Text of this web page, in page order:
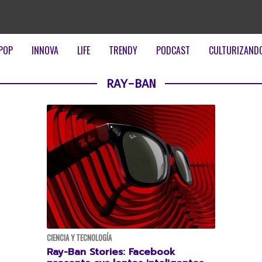
INNOVA LIFE TRENDY PODCAST
RAY-BAN
CIENCIA Y TECNOLOGÍA
Ray-Ban Stories: Facebook